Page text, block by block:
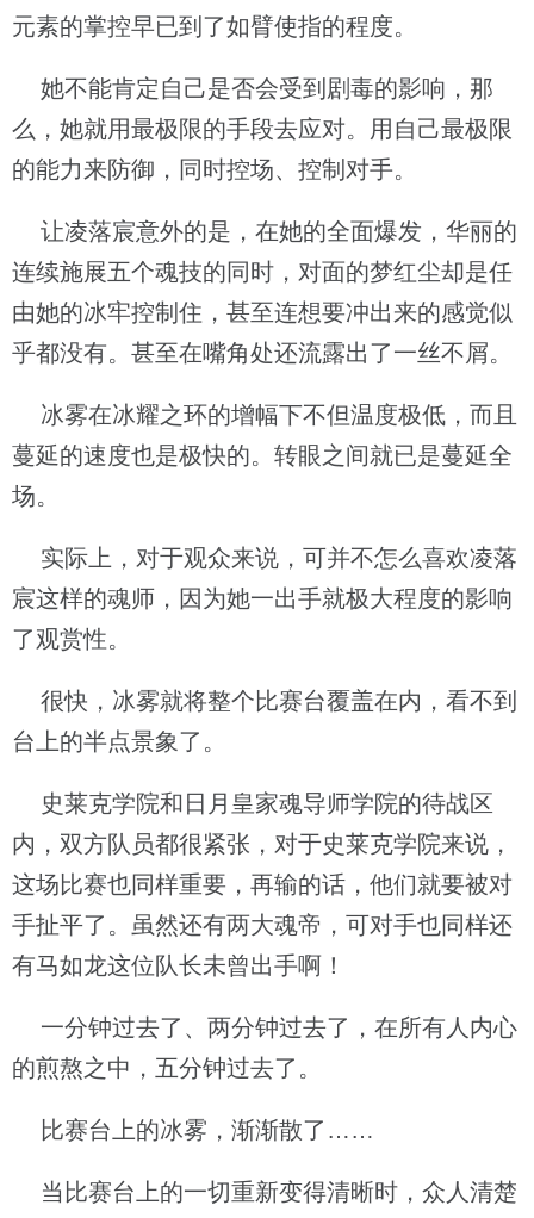
元素的掌控早已到了如臂使指的程度。
她不能肯定自己是否会受到剧毒的影响，那
么，她就用最极限的手段去应对。用自己最极限
的能力来防御，同时控场、控制对手。
让凌落宸意外的是，在她的全面爆发，华丽的
连续施展五个魂技的同时，对面的梦红尘却是任
由她的冰牢控制住，甚至连想要冲出来的感觉似
乎都没有。甚至在嘴角处还流露出了一丝不屑。
冰雾在冰耀之环的增幅下不但温度极低，而且
蔓延的速度也是极快的。转眼之间就已是蔓延全
场。
实际上，对于观众来说，可并不怎么喜欢凌落
宸这样的魂师，因为她一出手就极大程度的影响
了观赏性。
很快，冰雾就将整个比赛台覆盖在内，看不到
台上的半点景象了。
史莱克学院和日月皇家魂导师学院的待战区
内，双方队员都很紧张，对于史莱克学院来说，
这场比赛也同样重要，再输的话，他们就要被对
手扯平了。虽然还有两大魂帝，可对手也同样还
有马如龙这位队长未曾出手啊！
一分钟过去了、两分钟过去了，在所有人内心
的煎熬之中，五分钟过去了。
比赛台上的冰雾，渐渐散了……
当比赛台上的一切重新变得清晰时，众人清楚